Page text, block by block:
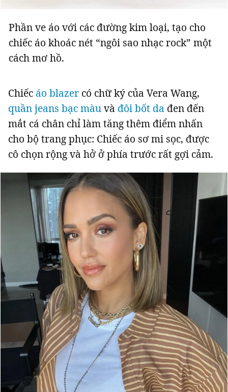
Phần ve áo với các đường kim loại, tạo cho
chiếc áo khoác nét “ngôi sao nhạc rock” một
cách mơ hồ.
Chiếc áo blazer có chữ ký của Vera Wang,
quần jeans bạc màuvà đôi bốt da đen đến
mắt cá chân chỉ làm tăng thêm điểm nhấn
cho bộ trang phục: Chiếc áo sơ mi sọc, được
cô chọn rộng và hở ở phía trước rất gợi cảm.